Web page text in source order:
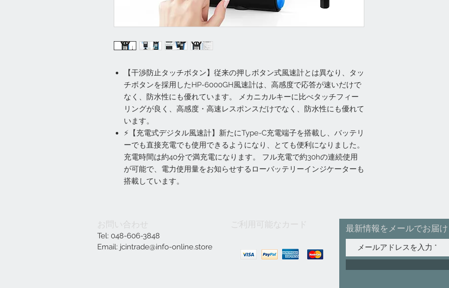
【干渉防止タッチボタン】従来の押しボタン式風速計とは異なり、タッ
チボタンを採用したHP-6000GH風速計は、高感度で応答が速いだけで
なく、防水性にも優れています。 メカニカルキーに比べタッチフィー
リングが良く、高感度・高速レスポンスだけでなく、防水性にも優れて
います。
⚡【充電式デジタル風速計】新たにType-C充電端子を搭載し、バッテリ
ーでも直接充電でも使用できるようになり、とても便利になりました。
充電時間は約40分で満充電になります。 フル充電で約30hの連続使用
が可能で、電力使用量をお知らせするローバッテリーインジケーターも
搭載しています。
お問い合わせ
Tel: 048-606-3848
Email: jcintrade@info-online.store
ご利用可能なカード 最新情報をメールでお届